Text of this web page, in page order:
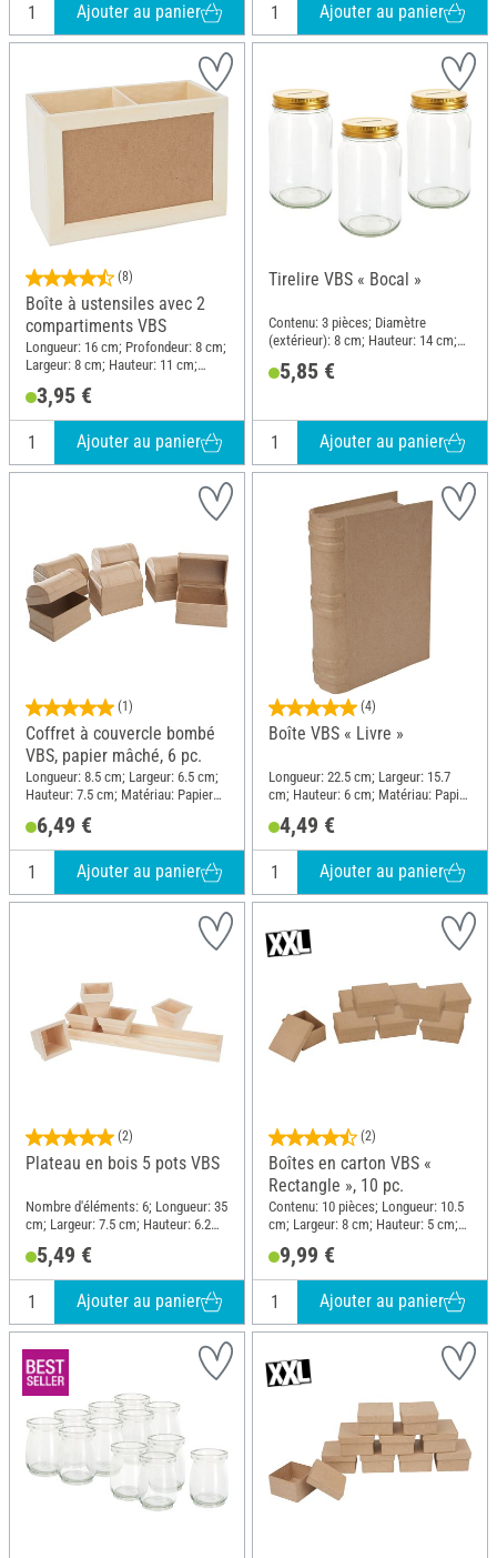
Ajouter au panier Ajouter au panier
(8)
Boîte à ustensiles avec 2
compartiments VBS
Longueur: 16 cm; Profondeur: 8 cm;
Largeur: 8 cm; Hauteur: 11 cm;
3,95 €
Ajouter au panier
Tirelire VBS « Bocal »
Contenu: 3 pièces; Diamètre
(extérieur): 8 cm; Hauteur: 14 cm;
5,85 €
Ajouter au panier
(1)
Coffret à couvercle bombé
VBS, papier mâché, 6 pc.
Longueur: 8.5 cm; Largeur: 6.5 cm;
Hauteur: 7.5 cm; Matériau: Papier
6,49 €
Ajouter au panier
(4)
Boîte VBS « Livre »
Longueur: 22.5 cm; Largeur: 15.7
cm; Hauteur: 6 cm; Matériau: Papier
4,49 €
Ajouter au panier
(2)
Plateau en bois 5 pots VBS
Nombre d'éléments: 6; Longueur: 35
cm; Largeur: 7.5 cm; Hauteur: 6.2
5,49 €
Ajouter au panier
(2)
Boîtes en carton VBS «
Rectangle », 10 pc.
Contenu: 10 pièces; Longueur: 10.5
cm; Largeur: 8 cm; Hauteur: 5 cm;
9,99 €
Ajouter au panier